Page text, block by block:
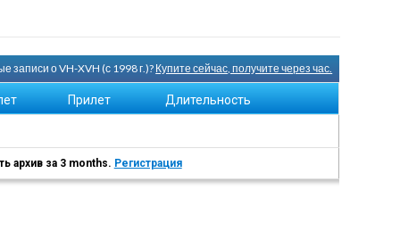
записи о VH-XVH (с 1998 г.)? Купите сейчас, получите через час.
Прилет Длительность
архив за 3 months. Регистрация